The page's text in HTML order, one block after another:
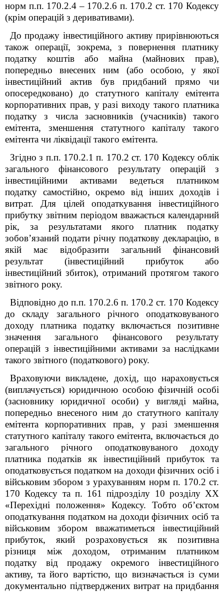
норм п.п. 170.2.4 – 170.2.6 п. 170.2 ст. 170 Кодексу
(крім операцій з деривативами).
До продажу інвестиційного активу прирівнюються
також операції, зокрема, з повернення платнику
податку коштів або майна (майнових прав),
попередньо внесених ним (або особою, у якої
інвестиційний актив був придбаний прямо чи
опосередковано) до статутного капіталу емітента
корпоративних прав, у разі виходу такого платника
податку з числа засновників (учасників) такого
емітента, зменшення статутного капіталу такого
емітента чи ліквідації такого емітента.
Згідно з п.п. 170.2.1 п. 170.2 ст. 170 Кодексу облік
загального фінансового результату операцій з
інвестиційними активами ведеться платником
податку самостійно, окремо від інших доходів і
витрат. Для цілей оподаткування інвестиційного
прибутку звітним періодом вважається календарний
рік, за результатами якого платник податку
зобов’язаний подати річну податкову декларацію, в
якій має відобразити загальний фінансовий
результат (інвестиційний прибуток або
інвестиційний збиток), отриманий протягом такого
звітного року.
Відповідно до п.п. 170.2.6 п. 170.2 ст. 170 Кодексу
до складу загального річного оподатковуваного
доходу платника податку включається позитивне
значення загального фінансового результату
операцій з інвестиційними активами за наслідками
такого звітного (податкового) року.
Враховуючи викладене, дохід, що нараховується
(виплачується) юридичною особою фізичній особі
(засновнику юридичної особи) у вигляді майна,
попередньо внесеного ним до статутного капіталу
емітента корпоративних прав, у разі зменшення
статутного капіталу такого емітента, включається до
загального річного оподатковуваного доходу
платника податків як інвестиційний прибуток та
оподатковується податком на доходи фізичних осіб і
військовим збором з урахуванням норм п. 170.2 ст.
170 Кодексу та п. 161
підрозділу 10 розділу XX
«Перехідні положення» Кодексу. Тобто об’єктом
оподаткування податком на доходи фізичних осіб та
військовим збором вважатиметься інвестиційний
прибуток, який розраховується як позитивна
різниця між доходом, отриманим платником
податку від продажу окремого інвестиційного
активу, та його вартістю, що визначається із суми
документально підтверджених витрат на придбання